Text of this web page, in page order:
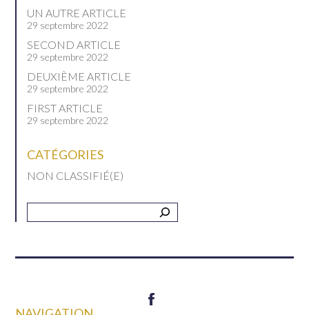
UN AUTRE ARTICLE
29 septembre 2022
SECOND ARTICLE
29 septembre 2022
DEUXIÈME ARTICLE
29 septembre 2022
FIRST ARTICLE
29 septembre 2022
CATÉGORIES
NON CLASSIFIÉ(E)